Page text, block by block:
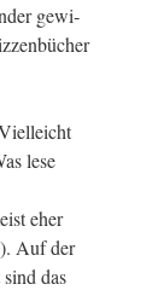
gewi­
lese
eher
Auf der
das